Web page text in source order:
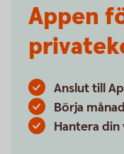
Appen
Anslut till
Börja
Hantera